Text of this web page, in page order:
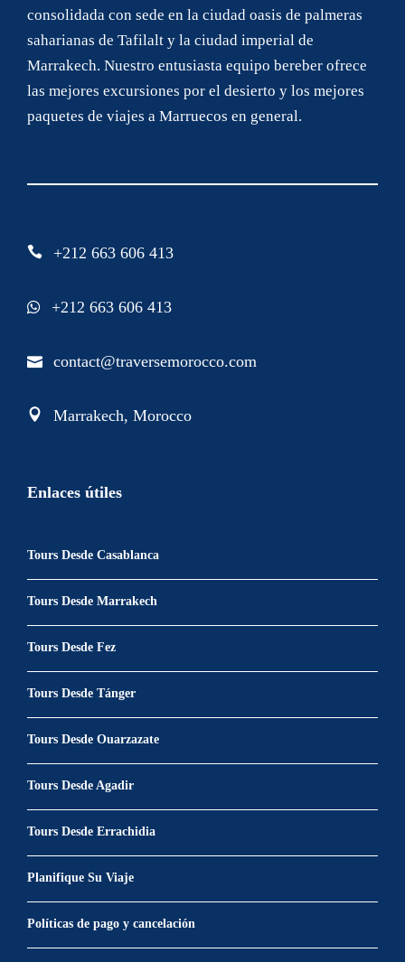
consolidada con sede en la ciudad oasis de palmeras
saharianas de Tafilalt y la ciudad imperial de
Marrakech. Nuestro entusiasta equipo bereber ofrece
las mejores excursiones por el desierto y los mejores
paquetes de viajes a Marruecos en general.
+212 663 606 413
+212 663 606 413
contact@traversemorocco.com
Marrakech, Morocco
Enlaces útiles
Tours Desde Casablanca
Tours Desde Marrakech
Tours Desde Fez
Tours Desde Tánger
Tours Desde Ouarzazate
Tours Desde Agadir
Tours Desde Errachidia
Planifique Su Viaje
Políticas de pago y cancelación